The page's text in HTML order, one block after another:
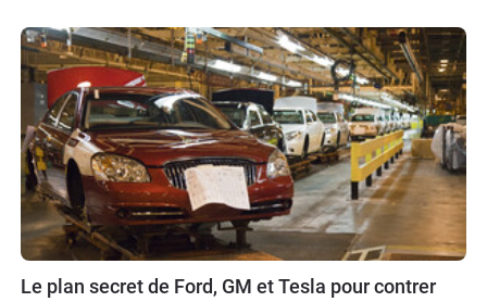
Le plan secret de Ford, GM et Tesla pour contrer